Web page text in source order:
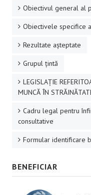
Obiectivul general al
Obiectivele specifice
Rezultate aşteptate
Grupul ţintă
LEGISLAȚIE
MUNCĂ ÎN
Cadru legal pentru
consultative
Formular identificare
BENEFICIAR